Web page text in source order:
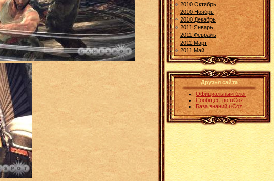
2010 Октябрь
2010 Ноябрь
2010 Декабрь
2011 Январь
2011 Февраль
2011 Март
2011 Май
Друзья сайта
Официальный блог
Сообщество uCoz
База знаний uCoz